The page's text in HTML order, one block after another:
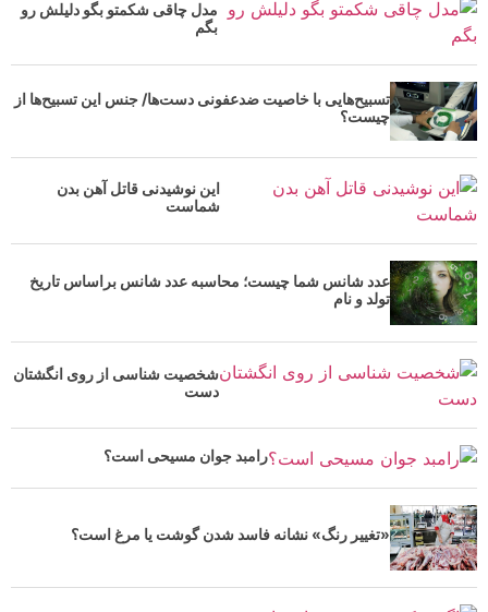
مدل چاقی شکمتو بگو دلیلش رو
بگم
تسبیح‌هایی با خاصیت ضدعفونی دست‌ها/ جنس این تسبیح‌ها از
چیست؟
این نوشیدنی قاتل آهن بدن
شماست
عدد شانس شما چیست؛ محاسبه عدد شانس براساس تاریخ
تولد و نام
شخصیت شناسی از روی انگشتان
دست
رامبد جوان مسیحی است؟
«تغییر رنگ» نشانه فاسد شدن گوشت یا مرغ است؟